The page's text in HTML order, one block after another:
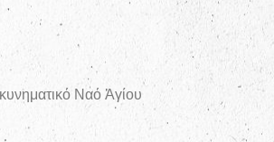
Ναό Ἁγίου